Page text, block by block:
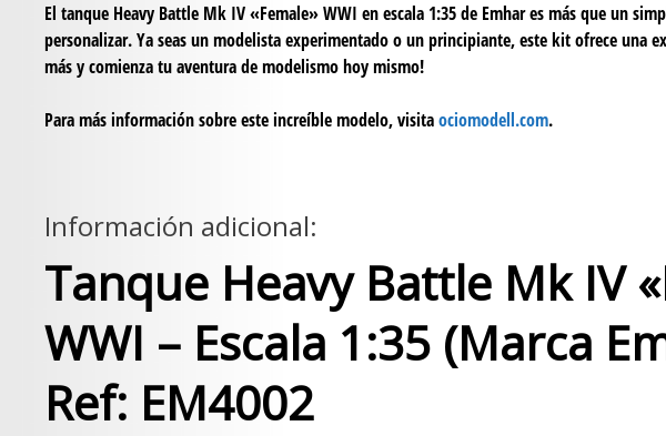
El tanque Heavy Battle Mk IV «Female» WWI en escala 1:35 de Emhar es más que un
personalizar. Ya seas un modelista experimentado o un principiante, este kit ofrece una
más y comienza tu aventura de modelismo hoy mismo!
Para más información sobre este increíble modelo, visitaociomodell.com.
Información adicional:
Tanque Heavy Battle Mk IV
WWI – Escala 1:35 (Marca
Ref: EM4002